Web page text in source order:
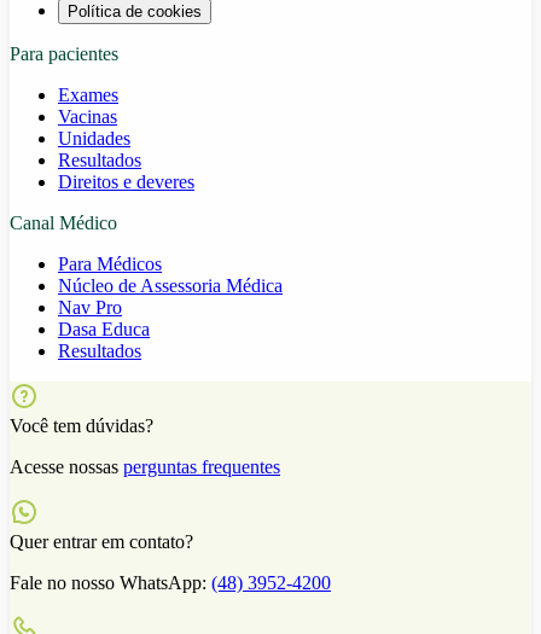
Política de cookies
Para pacientes
Exames
Vacinas
Unidades
Resultados
Direitos e deveres
Canal Médico
Para Médicos
Núcleo de Assessoria Médica
Nav Pro
Dasa Educa
Resultados
Você tem dúvidas?
Acesse nossas perguntas frequentes
Quer entrar em contato?
Fale no nosso WhatsApp: (48) 3952-4200